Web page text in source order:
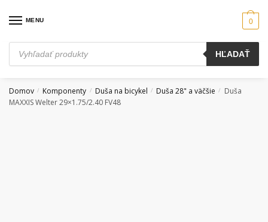
MENU
Products
search
HĽADAŤ
0
Domov / Komponenty / Duša na bicykel / Duša 28" a väčšie /
Duša
MAXXIS Welter 29×1.75/2.40 FV48